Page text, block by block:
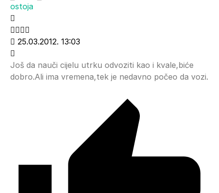
ostoja
25.03.2012. 13:03
Još da nauči cijelu utrku odvoziti kao i kvale,biće
dobro.Ali ima vremena,tek je nedavno počeo da vozi.